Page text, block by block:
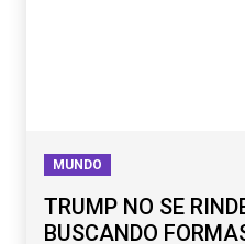
MUNDO
TRUMP NO SE
BUSCANDO